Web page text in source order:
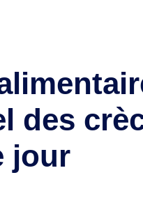
des
jour